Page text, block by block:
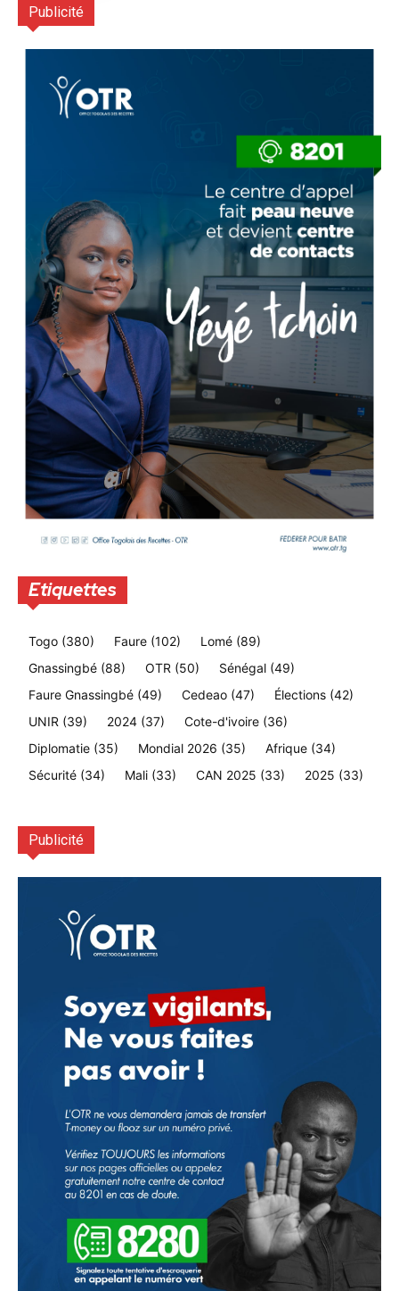
Publicité
Etiquettes
Togo (380) Faure (102) Lomé (89)
Gnassingbé (88) OTR (50) Sénégal (49)
Faure Gnassingbé (49) Cedeao (47) Élections (42)
UNIR (39) 2024 (37) Cote-d'ivoire (36)
Diplomatie (35) Mondial 2026 (35) Afrique (34)
Sécurité (34) Mali (33) CAN 2025 (33) 2025 (33)
Publicité